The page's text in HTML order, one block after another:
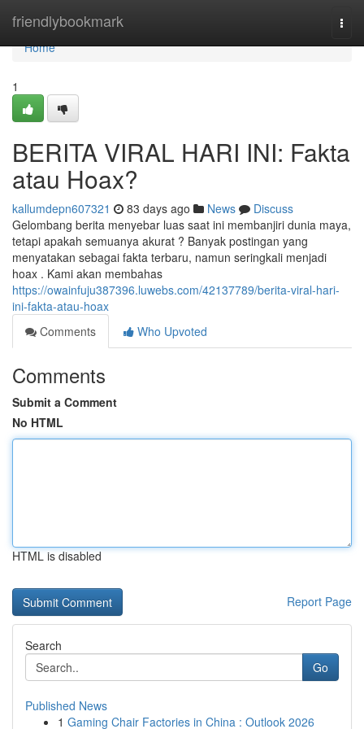
friendlybookmark
Home
Home
1
BERITA VIRAL HARI INI: Fakta
atau Hoax?
kallumdepn607321 83 days ago News
Discuss
Gelombang berita menyebar luas saat ini membanjiri dunia maya,
tetapi apakah semuanya akurat ? Banyak postingan yang
menyatakan sebagai fakta terbaru, namun seringkali menjadi
hoax . Kami akan membahas
https://owainfuju387396.luwebs.com/42137789/berita-viral-hari-
ini-fakta-atau-hoax
Comments
Who Upvoted
Comments
Submit a Comment
No HTML
HTML is disabled
Report Page
Search
Go
Published News
1 Gaming Chair Factories in China : Outlook 2026